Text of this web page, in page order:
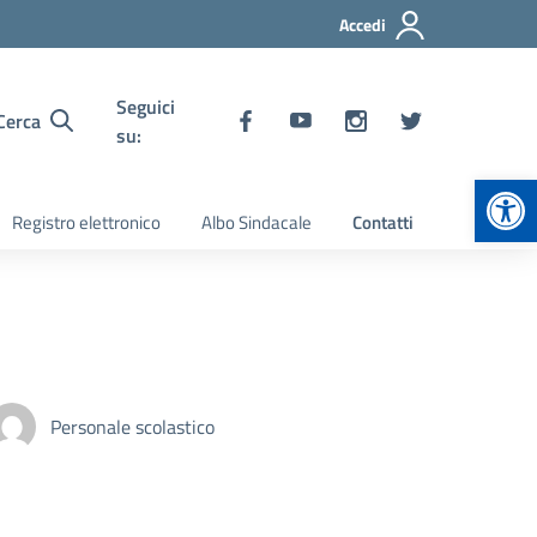
Accedi
Seguici
su:
Registro elettronico Albo Sindacale Contatti
Personale scolastico